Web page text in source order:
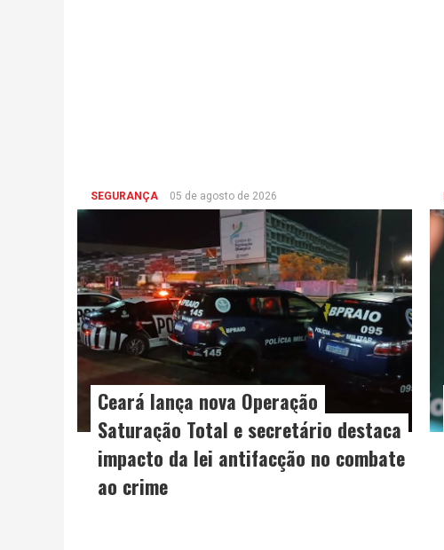
SEGURANÇA 05 de agosto de 2026
Ceará lança nova Operação
Saturação Total e secretário destaca
impacto da lei antifacção no combate
ao crime